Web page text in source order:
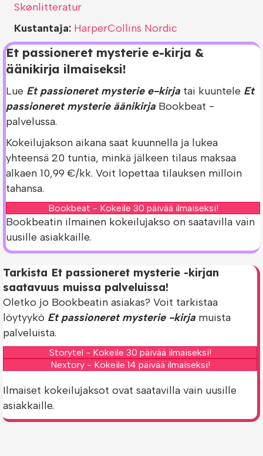
Et passioneret mysterie e-kirja &
äänikirja ilmaiseksi!
Lue Et passioneret mysterie e-kirja tai kuuntele Et
passioneret mysterie äänikirja Bookbeat -
palvelussa.
Kokeilujakson aikana saat kuunnella ja lukea
yhteensä 20 tuntia, minkä jälkeen tilaus maksaa
alkaen 10,99 €/kk. Voit lopettaa tilauksen milloin
tahansa.
Bookbeat - Kokeile 30 päivää ilmaiseksi!
Bookbeatin ilmainen kokeilujakso on saatavilla vain
uusille asiakkaille.
Skønlitteratur
Kustantaja: HarperCollins Nordic
Tarkista Et passioneret mysterie -kirjan
saatavuus muissa palveluissa!
Oletko jo Bookbeatin asiakas? Voit tarkistaa
löytyykö Et passioneret mysterie -kirja muista
palveluista.
Storytel - Kokeile 30 päivää ilmaiseksi!
Nextory - Kokeile 14 päivää ilmaiseksi!
Ilmaiset kokeilujaksot ovat saatavilla vain uusille
asiakkaille.